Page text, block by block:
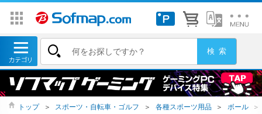
トップ ＞ スポーツ・自転車・ゴルフ ＞ 各種スポーツ用品 ＞ ボール ＞